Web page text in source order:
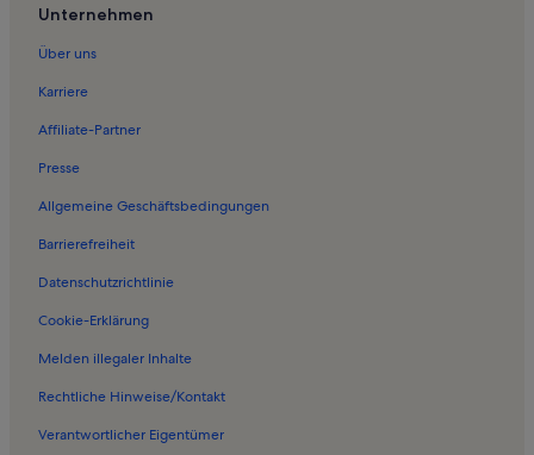
Ferienwohnungen in Zwölferbahn
Ferienwohnungen in Grins
Ferienwohnungen in Imsterberg
Ferienwohnungen in Piller
Ferienwohnungen in Landeck
Ferienwohnungen in Schloss Landeck
Ferienwohnungen in Pians
Ferienwohnungen in Niedergallmig
Ferienwohnungen in Zams
Unternehmen
Über uns
Karriere
Affiliate-Partner
Presse
Allgemeine Geschäftsbedingungen
Barrierefreiheit
Datenschutzrichtlinie
Cookie-Erklärung
Melden illegaler Inhalte
Rechtliche Hinweise/Kontakt
Verantwortlicher Eigentümer